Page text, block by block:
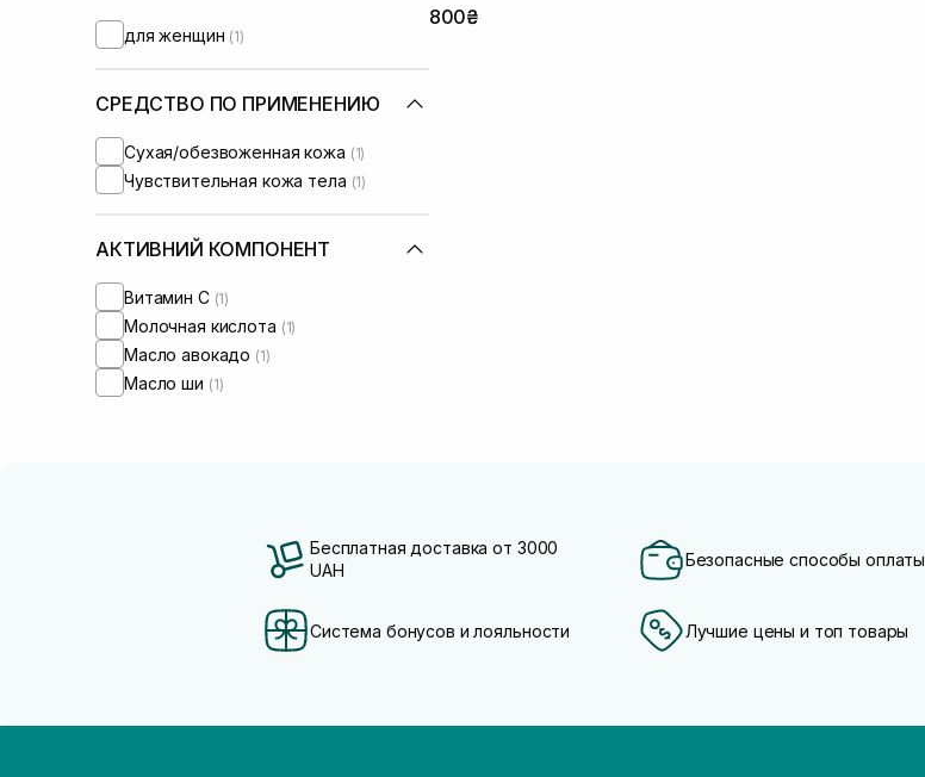
для женщин (1)
СРЕДСТВО ПО ПРИМЕНЕНИЮ
Сухая/обезвоженная кожа (1)
Чувствительная кожа тела (1)
АКТИВНИЙ КОМПОНЕНТ
Витамин C (1)
Молочная кислота (1)
Масло авокадо (1)
Масло ши (1)
800₴
Бесплатная доставка от 3000
UAH
Безопасные способы оплаты
Система бонусов и лояльности Лучшие цены и топ товары